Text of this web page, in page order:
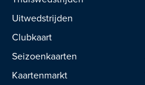
Uitwedstrijden
Clubkaart
Seizoenkaarten
Kaartenmarkt